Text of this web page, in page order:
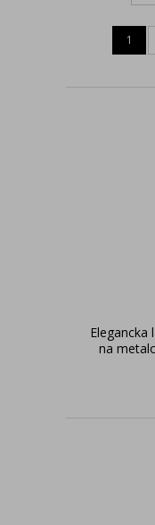
1
Elegancka
na